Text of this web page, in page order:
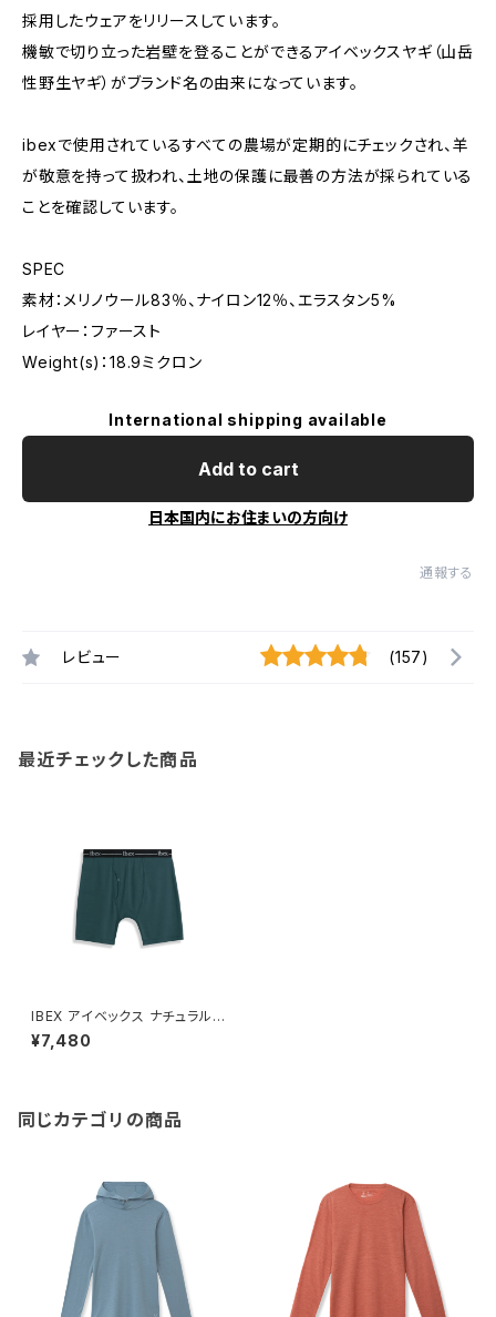
採用したウェアをリリースしています。
機敏で切り立った岩壁を登ることができるアイベックスヤギ（山岳
性野生ヤギ）がブランド名の由来になっています。
ibexで使用されているすべての農場が定期的にチェックされ、羊
が敬意を持って扱われ、土地の保護に最善の方法が採られている
ことを確認しています。
SPEC
素材：メリノウール83％、ナイロン12％、エラスタン5%
レイヤー：ファースト
Weight(s)：18.9ミクロン
International shipping available
Add to cart
日本国内にお住まいの方向け
通報する
レビュー (157)
最近チェックした商品
IBEX アイベックス ナチュラル
ボクサー ブリーフ / OCEANIC
¥7,480
同じカテゴリの商品